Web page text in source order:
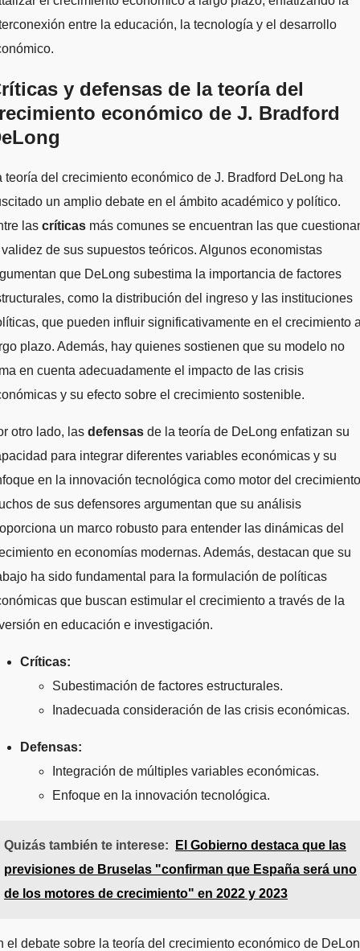
entre la educación, la tecnología y el desarrollo
y defensas de la teoría del
económico de J. Bradford
teoría del crecimiento económico de J. Bradford DeLong ha
un amplio debate en el ámbito académico y político.
las críticas más comunes se encuentran las que
de sus supuestos teóricos. Algunos economistas
que DeLong subestima la importancia de factores
como la distribución del ingreso y las instituciones
que pueden influir significativamente en el crecimiento
plazo. Además, hay quienes sostienen que su modelo no
en cuenta adecuadamente el impacto de las crisis
y su efecto sobre el crecimiento sostenible.
otro lado, las defensas de la teoría de DeLong enfatizan su
para integrar diferentes variables económicas y su
en la innovación tecnológica como motor del
de sus defensores argumentan que su análisis
un marco robusto para entender las dinámicas del
en economías modernas. Además, destacan que su
ha sido fundamental para la formulación de políticas
que buscan estimular el crecimiento a través de la
en educación e investigación.
Críticas:
Subestimación de factores estructurales.
Inadecuada consideración de las crisis económicas.
Defensas:
Integración de múltiples variables económicas.
Enfoque en la innovación tecnológica.
Quizás también te interese:
El Gobierno destaca que las
previsiones de Bruselas "confirman que España será uno
de los motores de crecimiento" en 2022 y 2023
el debate sobre la teoría del crecimiento económico de